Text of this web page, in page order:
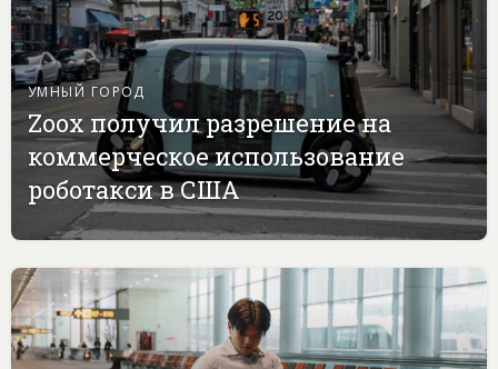
УМНЫЙ ГОРОД
Zoox получил разрешение на
коммерческое использование
роботакси в США